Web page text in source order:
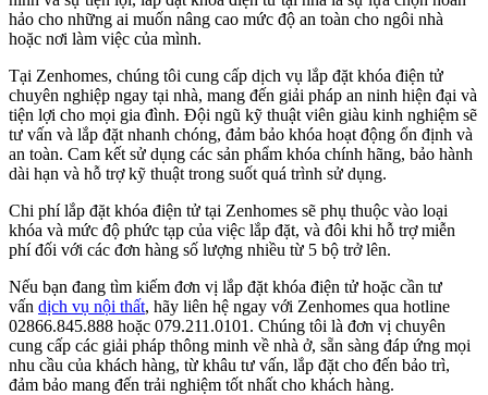
hảo cho những ai muốn nâng cao mức độ an toàn cho ngôi nhà
hoặc nơi làm việc của mình.
Tại Zenhomes, chúng tôi cung cấp dịch vụ lắp đặt khóa điện tử
chuyên nghiệp ngay tại nhà, mang đến giải pháp an ninh hiện đại và
tiện lợi cho mọi gia đình. Đội ngũ kỹ thuật viên giàu kinh nghiệm sẽ
tư vấn và lắp đặt nhanh chóng, đảm bảo khóa hoạt động ổn định và
an toàn. Cam kết sử dụng các sản phẩm khóa chính hãng, bảo hành
dài hạn và hỗ trợ kỹ thuật trong suốt quá trình sử dụng.
Chi phí lắp đặt khóa điện tử tại Zenhomes sẽ phụ thuộc vào loại
khóa và mức độ phức tạp của việc lắp đặt, và đôi khi hỗ trợ miễn
phí đối với các đơn hàng số lượng nhiều từ 5 bộ trở lên.
Nếu bạn đang tìm kiếm đơn vị lắp đặt khóa điện tử hoặc cần tư
vấn dịch vụ nội thất, hãy liên hệ ngay với Zenhomes qua hotline
02866.845.888 hoặc 079.211.0101. Chúng tôi là đơn vị chuyên
cung cấp các giải pháp thông minh về nhà ở, sẵn sàng đáp ứng mọi
nhu cầu của khách hàng, từ khâu tư vấn, lắp đặt cho đến bảo trì,
đảm bảo mang đến trải nghiệm tốt nhất cho khách hàng.